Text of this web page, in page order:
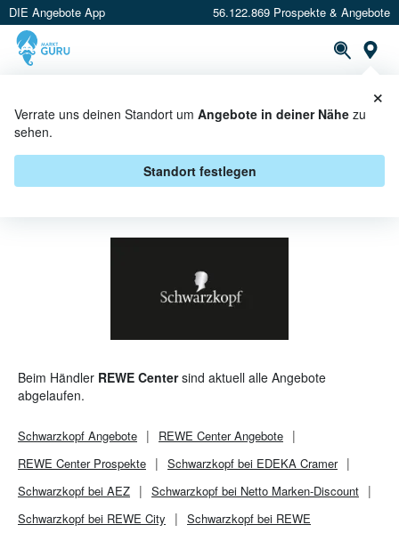
DIE Angebote App 56.122.869 Prospekte & Angebote
Verrate uns deinen Standort um Angebote in deiner Nähe zu
sehen.
Standort festlegen
×
SCHWARZKOPF BEI REWE
CENTER - ANGEBOTE &
AKTIONEN
Beim Händler REWE Centersind aktuell alle Angebote
abgelaufen.
Schwarzkopf Angebote REWE CenterAngebote
REWE CenterProspekte
Schwarzkopf bei EDEKA Cramer
Schwarzkopf bei AEZ
Schwarzkopf bei Netto Marken-Discount
Schwarzkopf bei REWE City
Schwarzkopf bei REWE